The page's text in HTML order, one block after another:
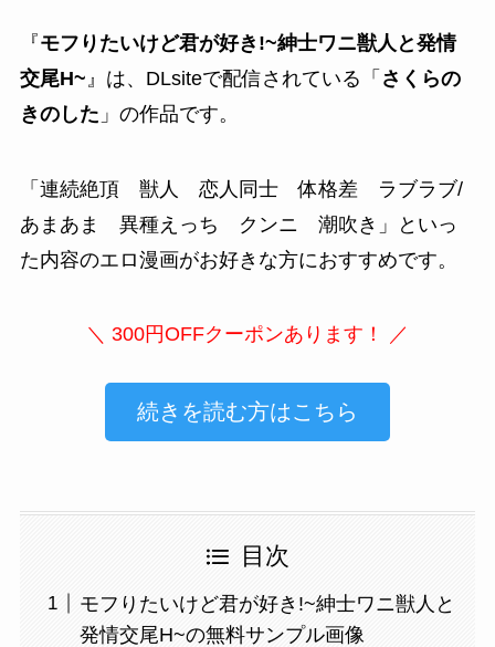
『モフりたいけど君が好き!~紳士ワニ獣人と発情
交尾H~ 』は、DLsiteで配信されている「 さくらの
きのした 」の作品です。
「 連続絶頂 獣人 恋人同士 体格差 ラブラブ/
あまあま 異種えっち クンニ 潮吹き 」といっ
た内容のエロ漫画がお好きな方におすすめです。
＼ 300円OFFクーポンあります！ ／
続きを読む方はこちら
目次
モフりたいけど君が好き!~紳士ワニ獣人と
発情交尾H~の無料サンプル画像